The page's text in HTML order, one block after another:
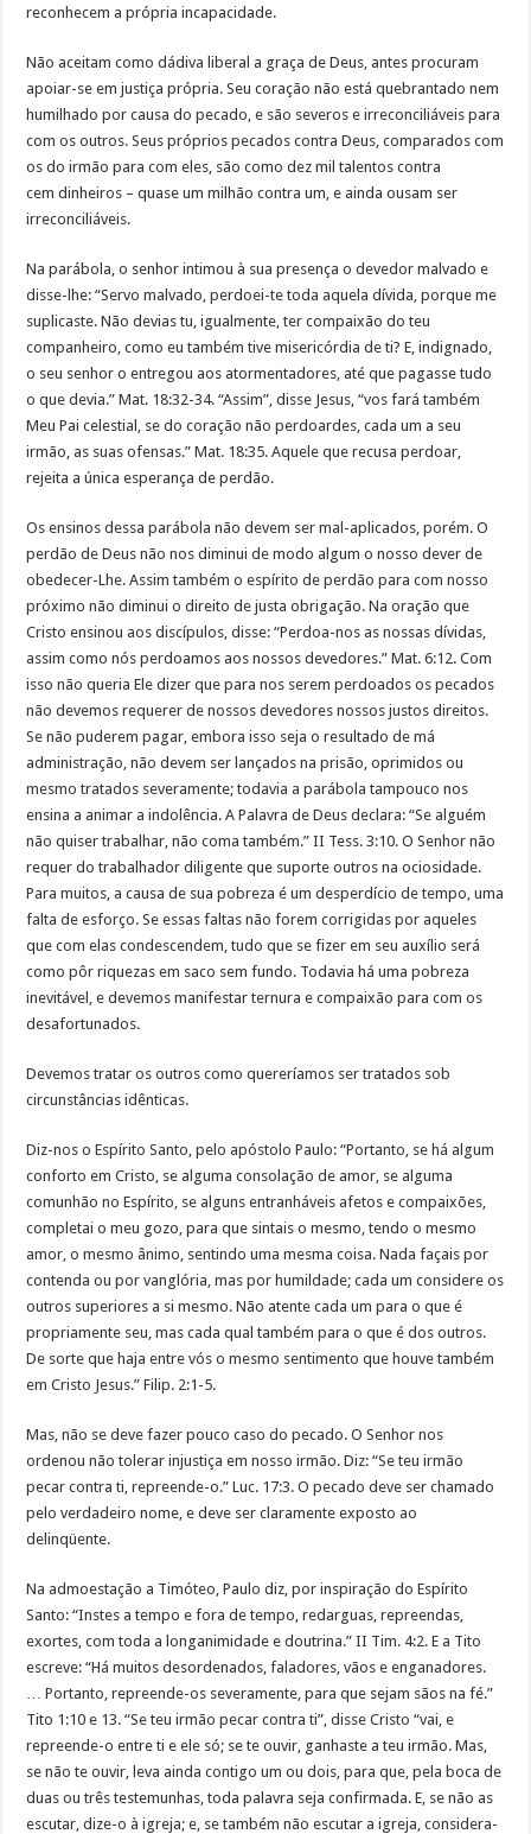
reconhecem a própria incapacidade.
Não aceitam como dádiva liberal a graça de Deus, antes procuram
apoiar-se em justiça própria. Seu coração não está quebrantado nem
humilhado por causa do pecado, e são severos e irreconciliáveis para
com os outros. Seus próprios pecados contra Deus, comparados com
os do irmão para com eles, são como dez mil talentos contra
cem dinheiros – quase um milhão contra um, e ainda ousam ser
irreconciliáveis.
Na parábola, o senhor intimou à sua presença o devedor malvado e
disse-lhe: “Servo malvado, perdoei-te toda aquela dívida, porque me
suplicaste. Não devias tu, igualmente, ter compaixão do teu
companheiro, como eu também tive misericórdia de ti? E, indignado,
o seu senhor o entregou aos atormentadores, até que pagasse tudo
o que devia.” Mat. 18:32-34. “Assim”, disse Jesus, “vos fará também
Meu Pai celestial, se do coração não perdoardes, cada um a seu
irmão, as suas ofensas.” Mat. 18:35. Aquele que recusa perdoar,
rejeita a única esperança de perdão.
Os ensinos dessa parábola não devem ser mal-aplicados, porém. O
perdão de Deus não nos diminui de modo algum o nosso dever de
obedecer-Lhe. Assim também o espírito de perdão para com nosso
próximo não diminui o direito de justa obrigação. Na oração que
Cristo ensinou aos discípulos, disse: “Perdoa-nos as nossas dívidas,
assim como nós perdoamos aos nossos devedores.” Mat. 6:12. Com
isso não queria Ele dizer que para nos serem perdoados os pecados
não devemos requerer de nossos devedores nossos justos direitos.
Se não puderem pagar, embora isso seja o resultado de má
administração, não devem ser lançados na prisão, oprimidos ou
mesmo tratados severamente; todavia a parábola tampouco nos
ensina a animar a indolência. A Palavra de Deus declara: “Se alguém
não quiser trabalhar, não coma também.” II Tess. 3:10. O Senhor não
requer do trabalhador diligente que suporte outros na ociosidade.
Para muitos, a causa de sua pobreza é um desperdício de tempo, uma
falta de esforço. Se essas faltas não forem corrigidas por aqueles
que com elas condescendem, tudo que se fizer em seu auxílio será
como pôr riquezas em saco sem fundo. Todavia há uma pobreza
inevitável, e devemos manifestar ternura e compaixão para com os
desafortunados.
Devemos tratar os outros como quereríamos ser tratados sob
circunstâncias idênticas.
Diz-nos o Espírito Santo, pelo apóstolo Paulo: “Portanto, se há algum
conforto em Cristo, se alguma consolação de amor, se alguma
comunhão no Espírito, se alguns entranháveis afetos e compaixões,
completai o meu gozo, para que sintais o mesmo, tendo o mesmo
amor, o mesmo ânimo, sentindo uma mesma coisa. Nada façais por
contenda ou por vanglória, mas por humildade; cada um considere os
outros superiores a si mesmo. Não atente cada um para o que é
propriamente seu, mas cada qual também para o que é dos outros.
De sorte que haja entre vós o mesmo sentimento que houve também
em Cristo Jesus.” Filip. 2:1-5.
Mas, não se deve fazer pouco caso do pecado. O Senhor nos
ordenou não tolerar injustiça em nosso irmão. Diz: “Se teu irmão
pecar contra ti, repreende-o.” Luc. 17:3. O pecado deve ser chamado
pelo verdadeiro nome, e deve ser claramente exposto ao
delinqüente.
Na admoestação a Timóteo, Paulo diz, por inspiração do Espírito
Santo: “Instes a tempo e fora de tempo, redarguas, repreendas,
exortes, com toda a longanimidade e doutrina.” II Tim. 4:2. E a Tito
escreve: “Há muitos desordenados, faladores, vãos e enganadores.
… Portanto, repreende-os severamente, para que sejam sãos na fé.”
Tito 1:10 e 13. “Se teu irmão pecar contra ti”, disse Cristo “vai, e
repreende-o entre ti e ele só; se te ouvir, ganhaste a teu irmão. Mas,
se não te ouvir, leva ainda contigo um ou dois, para que, pela boca de
duas ou três testemunhas, toda palavra seja confirmada. E, se não as
escutar, dize-o à igreja; e, se também não escutar a igreja, considera-